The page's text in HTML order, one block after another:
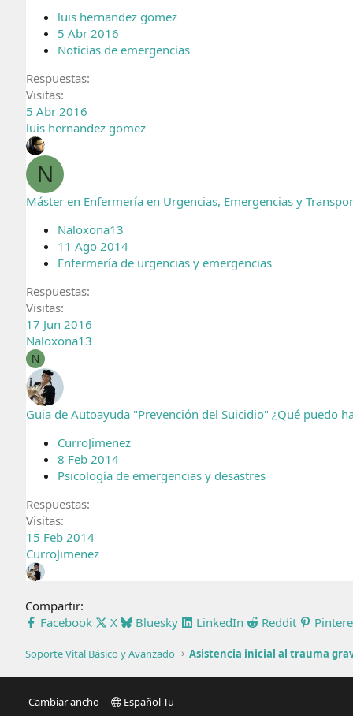
luis hernandez gomez
5 Abr 2016
Noticias de emergencias
Respuestas
Visitas
5 Abr 2016
luis hernandez gomez
N
Máster en Enfermería en Urgencias, Emergencias y
Naloxona13
11 Ago 2014
Enfermería de urgencias y emergencias
Respuestas
Visitas
17 Jun 2016
Naloxona13
N
Guia de Autoayuda "Prevención del Suicidio" ¿Qué puedo
CurroJimenez
8 Feb 2014
Psicología de emergencias y desastres
Respuestas
Visitas
15 Feb 2014
CurroJimenez
Compartir:
Facebook
X Bluesky LinkedIn Reddit
Soporte Vital Básico y Avanzado Asistencia inicial al trauma
Cambiar ancho Español Tu